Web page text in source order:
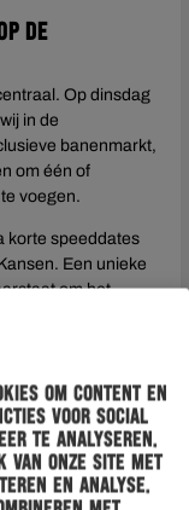
om content en
voor social
te analyseren.
van onze site met
en analyse.
de
Op dinsdag
in de
banenmarkt,
om één of
voegen.
korte speeddates
Een unieke
om het
Neem